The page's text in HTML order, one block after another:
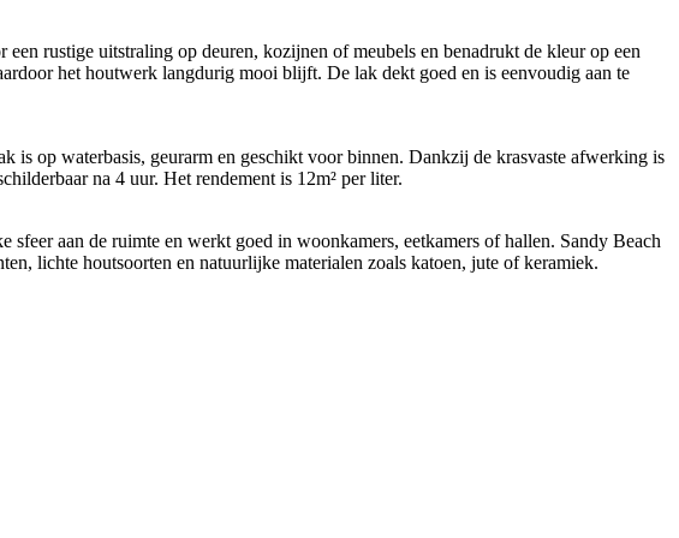
rustige uitstraling op deuren, kozijnen of meubels en benadrukt de kleur op een
het houtwerk langdurig mooi blijft. De lak dekt goed en is eenvoudig aan te
op waterbasis, geurarm en geschikt voor binnen. Dankzij de krasvaste afwerking is
na 4 uur. Het rendement is 12m² per liter.
aan de ruimte en werkt goed in woonkamers, eetkamers of hallen. Sandy Beach
lichte houtsoorten en natuurlijke materialen zoals katoen, jute of keramiek.